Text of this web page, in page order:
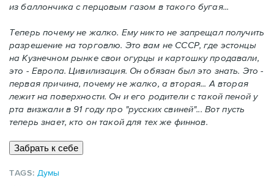
из баллончика с перцовым газом в такого бугая...
Теперь почему не жалко. Ему никто не запрещал получить
разрешение на торговлю. Это вам не СССР, где эстонцы
на Кузнечном рынке свои огурцы и картошку продавали,
это - Европа. Цивилизация. Он обязан был это знать. Это -
первая причина, почему не жалко, а вторая... А вторая
лежит на поверхности. Он и его родители с такой пеной у
рта визжали в 91 году про "русских свиней"... Вот пусть
теперь знает, кто он такой для тех же финнов.
TAGS: Думы